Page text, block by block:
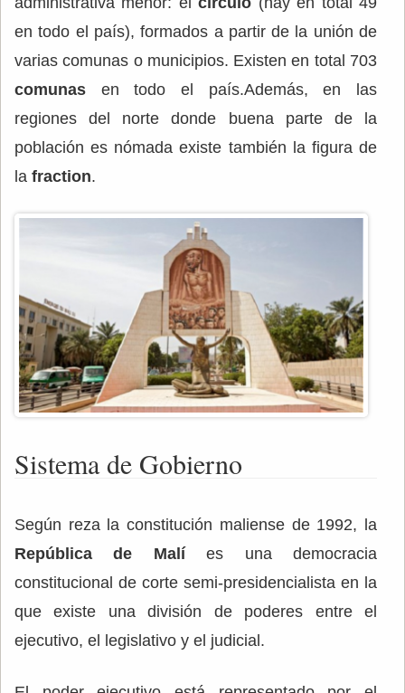
en todo el país), formados a partir de la unión de
varias comunas o municipios. Existen en total 703
comunas en todo el país.Además, en las
regiones del norte donde buena parte de la
población es nómada existe también la figura de
la fraction.
Sistema de Gobierno
Según reza la constitución maliense de 1992, la
República de Malíes una democracia
constitucional de corte semi-presidencialista en la
que existe una división de poderes entre el
ejecutivo, el legislativo y el judicial.